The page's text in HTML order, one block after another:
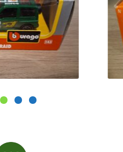
25.00 €